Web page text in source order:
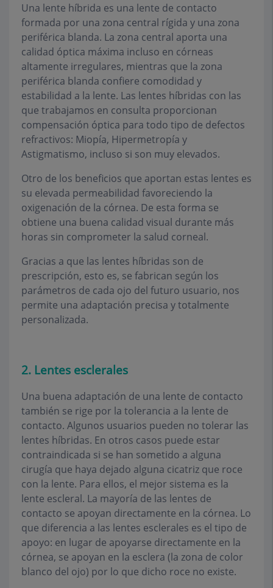
Una lente híbrida es una lente de contacto
formada por una zona central rígida y una zona
periférica blanda. La zona central aporta una
calidad óptica máxima incluso en córneas
altamente irregulares, mientras que la zona
periférica blanda confiere comodidad y
estabilidad a la lente. Las lentes híbridas con las
que trabajamos en consulta proporcionan
compensación óptica para todo tipo de defectos
refractivos: Miopía, Hipermetropía y
Astigmatismo, incluso si son muy elevados.
Otro de los beneficios que aportan estas lentes es
su elevada permeabilidad favoreciendo la
oxigenación de la córnea. De esta forma se
obtiene una buena calidad visual durante más
horas sin comprometer la salud corneal.
Gracias a que las lentes híbridas son de
prescripción, esto es, se fabrican según los
parámetros de cada ojo del futuro usuario, nos
permite una adaptación precisa y totalmente
personalizada.
2. Lentes esclerales
Una buena adaptación de una lente de contacto
también se rige por la tolerancia a la lente de
contacto. Algunos usuarios pueden no tolerar las
lentes híbridas. En otros casos puede estar
contraindicada si se han sometido a alguna
cirugía que haya dejado alguna cicatriz que roce
con la lente. Para ellos, el mejor sistema es la
lente escleral. La mayoría de las lentes de
contacto se apoyan directamente en la córnea. Lo
que diferencia a las lentes esclerales es el tipo de
apoyo: en lugar de apoyarse directamente en la
córnea, se apoyan en la esclera (la zona de color
blanco del ojo) por lo que dicho roce no existe.